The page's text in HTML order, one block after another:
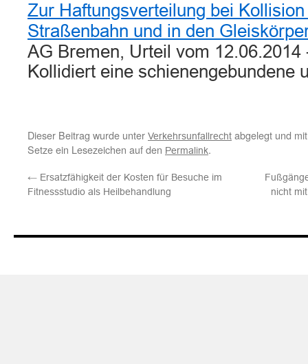
Zur Haftungsverteilung bei
Straßenbahn und in den
AG Bremen, Urteil vom 12.06.2014
Kollidiert eine schienengebundene
Dieser Beitrag wurde unter Verkehrsunfallrecht abgelegt und
Setze ein Lesezeichen auf den Permalink.
← Ersatzfähigkeit der Kosten für Besuche im
Fitnessstudio als Heilbehandlung
nicht